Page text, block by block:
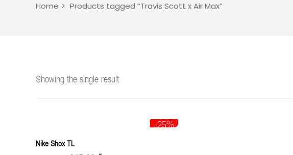
Home Products tagged “Travis Scott x Air Max”
Showing the single result
-25%
Nike Shox TL